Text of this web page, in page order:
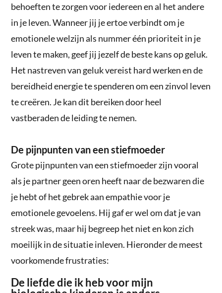
behoeften te zorgen voor iedereen en al het andere
in je leven. Wanneer jij je ertoe verbindt om je
emotionele welzijn als nummer één prioriteit in je
leven te maken, geef jij jezelf de beste kans op geluk.
Het nastreven van geluk vereist hard werken en de
bereidheid energie te spenderen om een zinvol leven
te creëren. Je kan dit bereiken door heel
vastberaden de leiding te nemen.
De pijnpunten van een stiefmoeder
Grote pijnpunten van een stiefmoeder zijn vooral
als je partner geen oren heeft naar de bezwaren die
je hebt of het gebrek aan empathie voor je
emotionele gevoelens. Hij gaf er wel om dat je van
streek was, maar hij begreep het niet en kon zich
moeilijk in de situatie inleven. Hieronder de meest
voorkomende frustraties:
De liefde die ik heb voor mijn